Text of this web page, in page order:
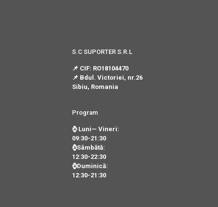
S.C SUPORTER S.R.L
📌 CIF: RO18104470
📌 Bdul. Victoriei, nr.26
Sibiu, Romania
Program
⌚ Luni— Vineri:
09:30-21:30
⌚Sâmbătă:
12:30-22:30
⌚Duminică:
12:30-21:30